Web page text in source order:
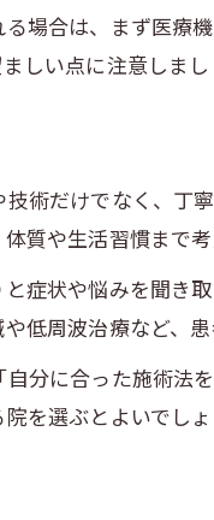
鍼灸治療の体験
評判や口コミで
信頼できる鍼灸
鍼灸治療を受け
鍼灸体験談から
鍼灸施術後のセ
東洋医学の視点から
東洋医学で捉え
場合は、まず医療
しい点に注意しまし
術だけでなく、
質や生活習慣まで
症状や悩みを聞き
低周波治療など、
分に合った施術法
を選ぶとよいでしょ